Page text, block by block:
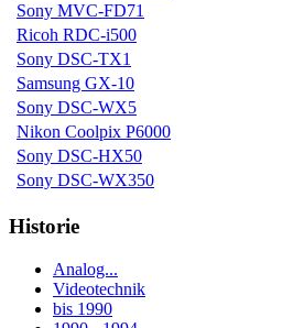
Sony MVC-FD71
Ricoh RDC-i500
Sony DSC-TX1
Samsung GX-10
Sony DSC-WX5
Nikon Coolpix P6000
Sony DSC-HX50
Sony DSC-WX350
Historie
Analog...
Videotechnik
bis 1990